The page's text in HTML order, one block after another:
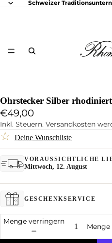
Schweizer
Ohrstecker Silber
€49,00
Inkl. Steuern. Versandkosten
☆ Deine Wunschliste
VORAUSSICHTLICHE
Mittwoch, 12. August
GESCHENKSERVICE
Menge verringern